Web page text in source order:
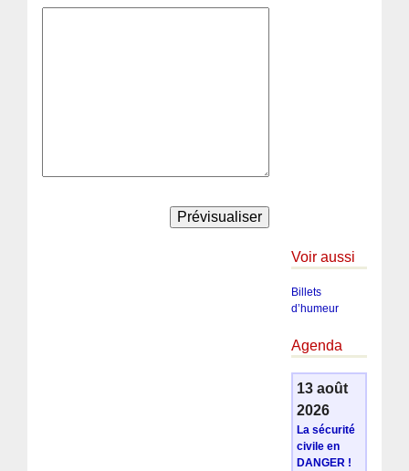
Voir aussi
Billets
d’humeur
Agenda
13 août
2026
La sécurité
civile en
DANGER !